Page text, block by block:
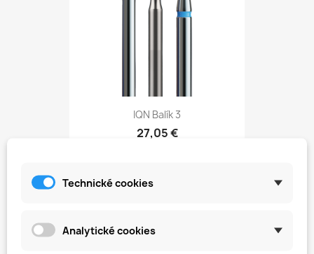
IQN Balík 3
27,05 €
Technické cookies
Analytické cookies